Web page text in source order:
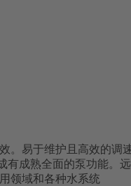
。易于维护且高效的调
有成熟全面的泵功能。远
领域和各种水系统